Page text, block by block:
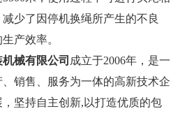
少了因停机换绳所产生的不良
产效率。
械有限公司 成立于2006年，是一
销售、服务为一体的高新技术企
坚持自主创新,以打造优质的包